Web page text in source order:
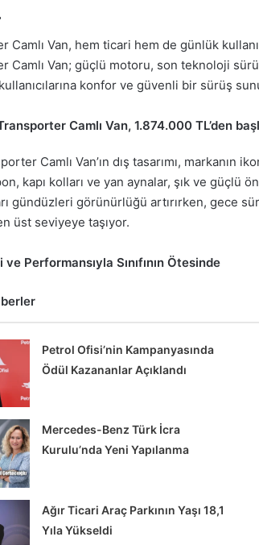
Camlı Van, hem ticari hem de günlük
Camlı Van; güçlü motoru, son teknoloji
konfor ve güvenli bir sürüş
Camlı Van, 1.874.000 TL’den
Camlı Van’ın dış tasarımı, markanın
kapı kolları ve yan aynalar, şık ve güçlü
gündüzleri görünürlüğü artırırken, gece
üst seviyeye taşıyor.
Performansıyla Sınıfının Ötesinde
Petrol Ofisi’nin Kampanyasında
Ödül Kazananlar Açıklandı
Mercedes-Benz Türk İcra
Kurulu’nda Yeni Yapılanma
Ağır Ticari Araç Parkının Yaşı 18,1
Yıla Yükseldi